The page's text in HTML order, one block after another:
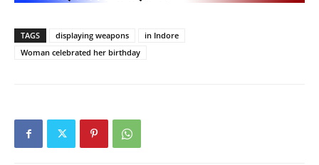
TAGS displaying weapons
in Indore
Woman celebrated her birthday